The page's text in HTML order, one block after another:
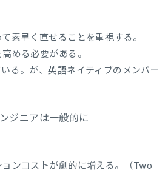
素早く直せることを重視する。
める必要がある。
る。が、英語ネイティブのメンバー
ジニアは一般的に
ンコストが劇的に増える。（Two